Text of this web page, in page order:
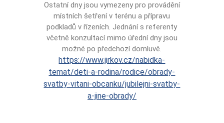
Ostatní dny jsou vymezeny pro provádění
místních šetření v terénu a přípravu
podkladů v řízeních. Jednání s referenty
včetně konzultací mimo úřední dny jsou
možné po předchozí domluvě.
https://www.jirkov.cz/nabidka-
temat/deti-a-rodina/rodice/obrady-
svatby-vitani-obcanku/jubilejni-svatby-
a-jine-obrady/